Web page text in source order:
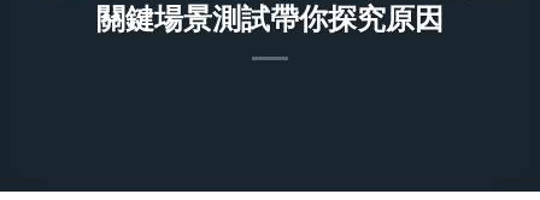
關鍵場景測試帶你探究原因